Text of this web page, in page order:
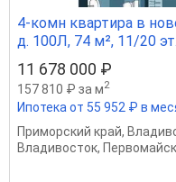
4-комн квартира в
д. 100Л, 74 м², 11/20 эт.
11 678 000 ₽
157 810 ₽ за м2
Ипотека от 55 952 ₽ в
Приморский край,
Владивосток,